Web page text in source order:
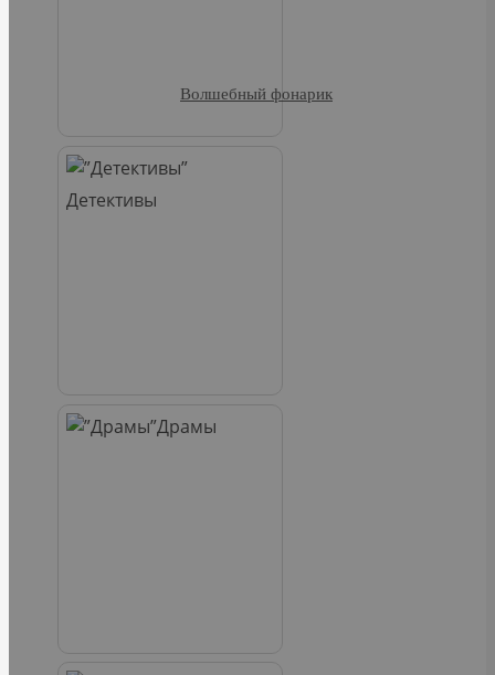
Детективы
Драмы
Волшебный фонарик